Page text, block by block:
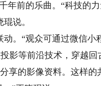
年前的乐曲。“科技的
说。
。“观众可通过微信小
影等前沿技术，穿越回
享的影像资料。这样的